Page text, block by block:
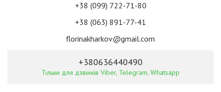
+38 (099) 722-71-80
+38 (063) 891-77-41
florinakharkov@gmail.com
+380636440490
Тільки для дзвінків Viber, Telegram, Whatsapp